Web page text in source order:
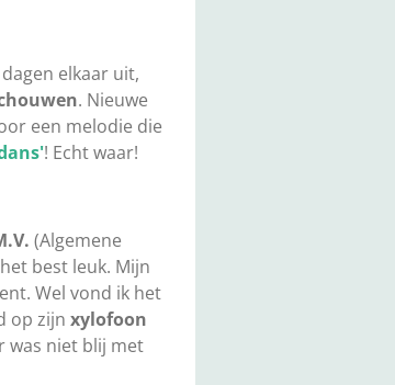
elkaar uit,
. Nieuwe
een melodie die
! Echt waar!
(Algemene
best leuk. Mijn
Wel vond ik het
op zijn xylofoon
was niet blij met